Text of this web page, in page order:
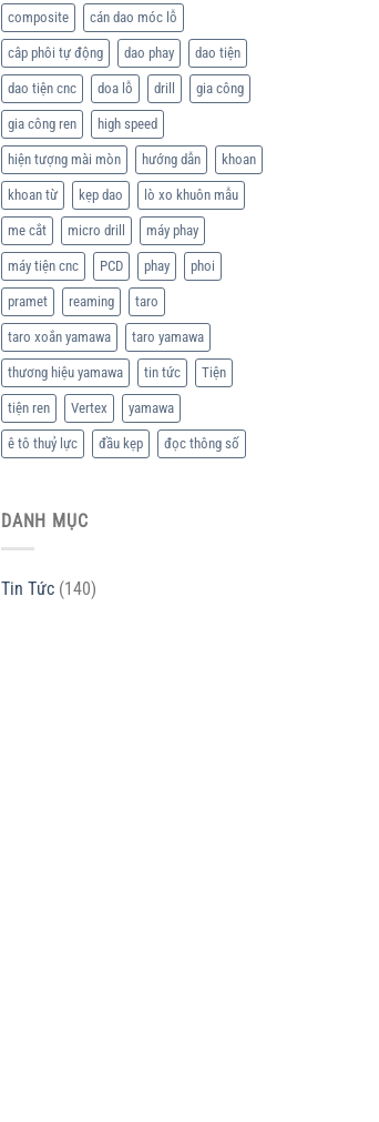
composite cán dao móc lỗ
câp phôi tự động dao phay dao tiện
dao tiện cnc doa lỗ drill gia công
gia công ren high speed
hiện tượng mài mòn hướng dẫn khoan
khoan từ kẹp dao lò xo khuôn mẫu
me cắt micro drill máy phay
máy tiện cnc PCD phay phoi
pramet reaming taro
taro xoắn yamawa taro yamawa
thương hiệu yamawa tin tức Tiện
tiện ren Vertex yamawa
ê tô thuỷ lực đầu kẹp đọc thông số
DANH MỤC
Tin Tức (140)